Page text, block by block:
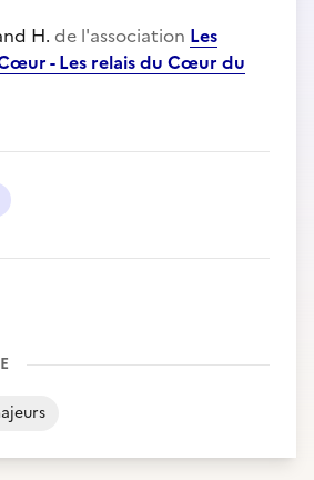
H. de l'association Les
- Les relais du Cœur du